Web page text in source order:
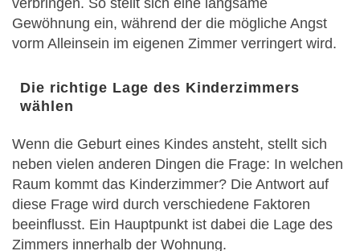
verbringen. So stellt sich eine langsame
Gewöhnung ein, während der die mögliche Angst
vorm Alleinsein im eigenen Zimmer verringert wird.
Die richtige Lage des Kinderzimmers
wählen
Wenn die Geburt eines Kindes ansteht, stellt sich
neben vielen anderen Dingen die Frage: In welchen
Raum kommt das Kinderzimmer? Die Antwort auf
diese Frage wird durch verschiedene Faktoren
beeinflusst. Ein Hauptpunkt ist dabei die Lage des
Zimmers innerhalb der Wohnung.